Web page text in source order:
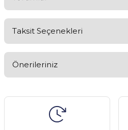
Taksit Seçenekleri
Önerileriniz
konularda yetersiz gördüğünüz
tarafımıza iletebilirsiniz.
Görüş ve önerileriniz için teşekkür